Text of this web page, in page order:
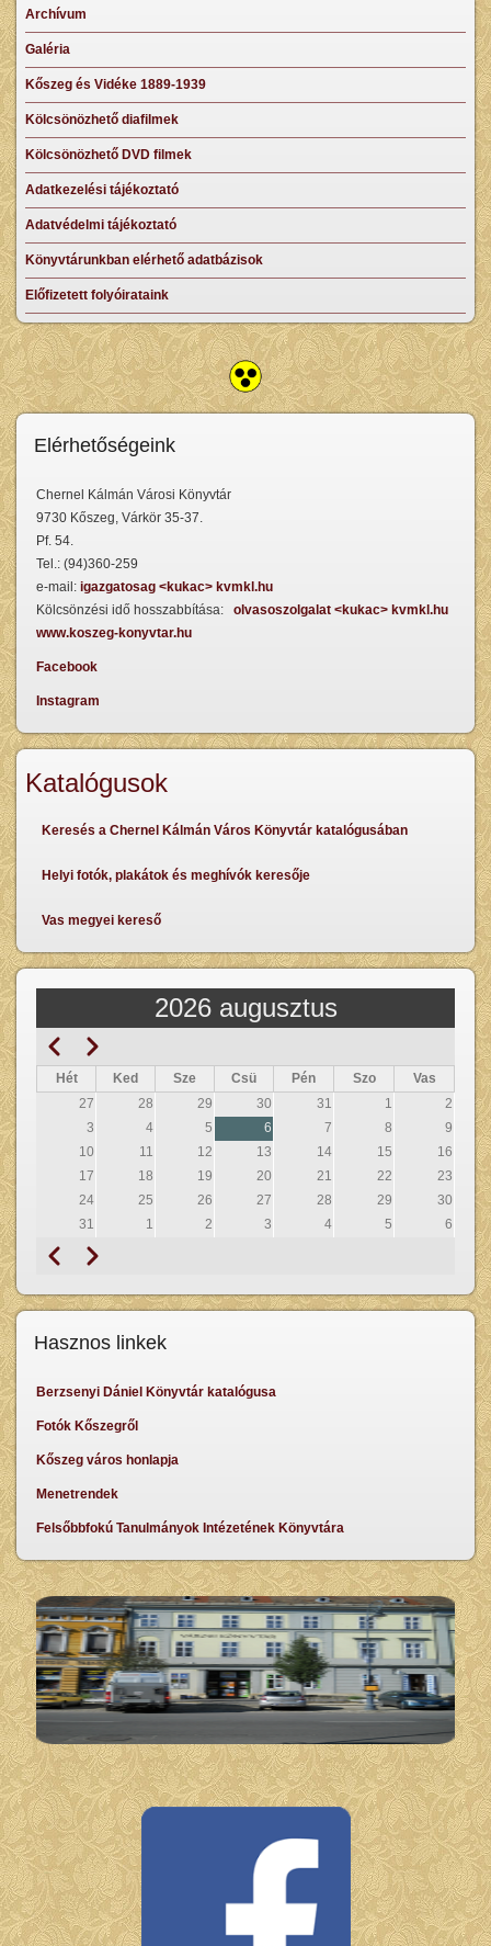
Archívum
Galéria
Kőszeg és Vidéke 1889-1939
Kölcsönözhető diafilmek
Kölcsönözhető DVD filmek
Adatkezelési tájékoztató
Adatvédelmi tájékoztató
Könyvtárunkban elérhető adatbázisok
Előfizetett folyóirataink
Elérhetőségeink
Chernel Kálmán Városi Könyvtár
9730 Kőszeg, Várkör 35-37.
Pf. 54.
Tel.: (94)360-259
e-mail: igazgatosag <kukac> kvmkl.hu
Kölcsönzési idő hosszabbítása: olvasoszolgalat <kukac> kvmkl.hu
www.koszeg-konyvtar.hu
Facebook
Instagram
Katalógusok
Keresés a Chernel Kálmán Város Könyvtár katalógusában
Helyi fotók, plakátok és meghívók keresője
Vas megyei kereső
2026 augusztus
Oldalszámozás
Előző Következő
Hét Ked Sze Csü Pén Szo
Vas
27
28 29 30 31 1
2
3
4 5 6 7 8
9
10
11 12 13 14 15
16
17
18 19 20 21 22
23
24
25 26 27 28 29
30
31
1 2 3 4 5 6
Oldalszámozás
Előző Következő
Hasznos linkek
Berzsenyi Dániel Könyvtár katalógusa
Fotók Kőszegről
Kőszeg város honlapja
Menetrendek
Felsőbbfokú Tanulmányok Intézetének Könyvtára